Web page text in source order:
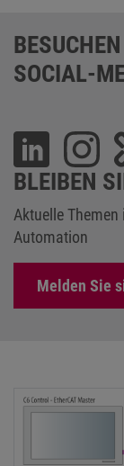
SOCIAL-
BLEIBEN
Aktuelle
Automation
Melden Sie